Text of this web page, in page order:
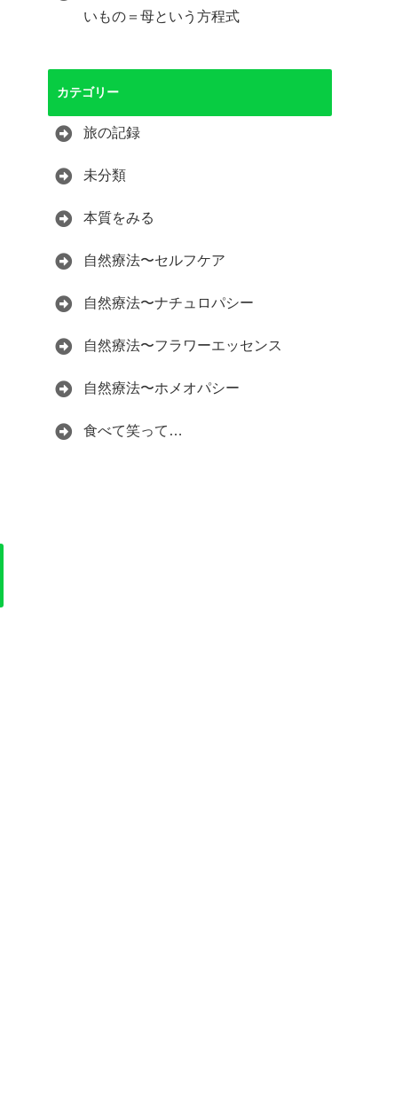
いもの＝母という方程式
カテゴリー
旅の記録
未分類
本質をみる
自然療法〜セルフケア
自然療法〜ナチュロパシー
自然療法〜フラワーエッセンス
自然療法〜ホメオパシー
食べて笑って…